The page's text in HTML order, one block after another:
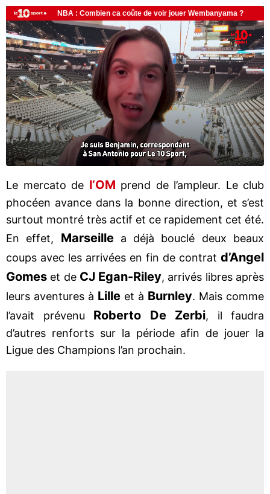
Le mercato de l’OM prend de l’ampleur. Le club
phocéen avance dans la bonne direction, et s’est
surtout montré très actif et ce rapidement cet été.
En effet, Marseille a déjà bouclé deux beaux
coups avec les arrivées en fin de contrat d’Angel
Gomes et de CJ Egan-Riley, arrivés libres après
leurs aventures à Lille et à Burnley. Mais comme
l’avait prévenu Roberto De Zerbi, il faudra
d’autres renforts sur la période afin de jouer la
Ligue des Champions l’an prochain.